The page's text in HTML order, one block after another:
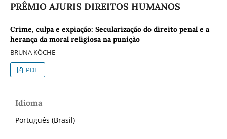
PRÊMIO AJURIS DIREITOS HUMANOS
Crime, culpa e expiação: Secularização do direito penal e a
herança da moral religiosa na punição
BRUNA KÖCHE
PDF
Idioma
Português (Brasil)